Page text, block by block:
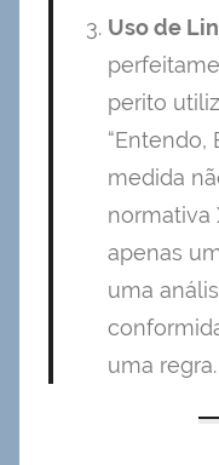
Uso de
perito
“Entendo,
medida
normativa
apenas
uma
uma regra.